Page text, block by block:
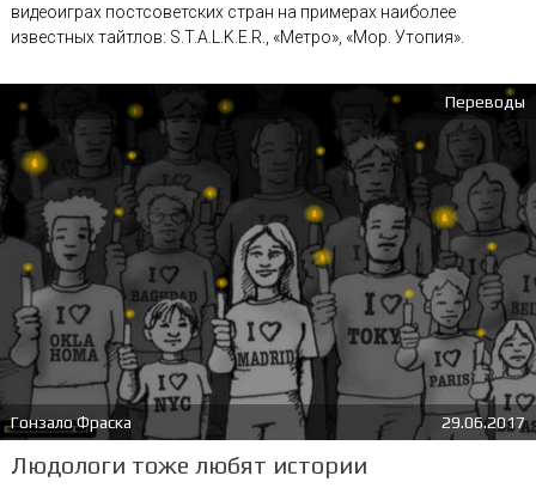
видеоиграх постсоветских стран на примерах наиболее
известных тайтлов: S.T.A.L.K.E.R., «Метро», «Мор. Утопия».
Переводы
Гонзало Фраска 29.06.2017
Людологи тоже любят истории